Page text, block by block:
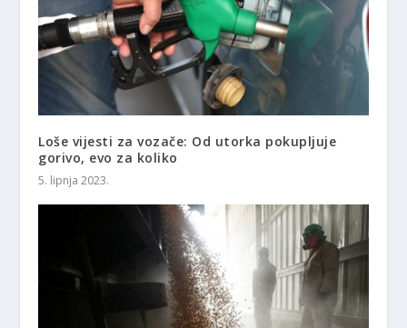
Loše vijesti za vozače: Od utorka pokupljuje
gorivo, evo za koliko
5. lipnja 2023.